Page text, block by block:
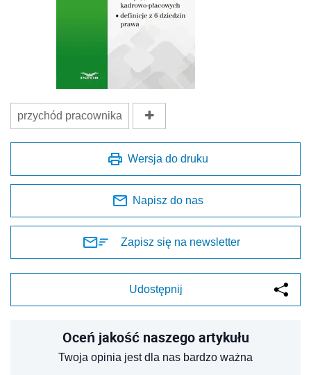
przychód pracownika
Wersja do druku
Napisz do nas
Zapisz się na newsletter
Udostępnij
Oceń jakość naszego artykułu
Twoja opinia jest dla nas bardzo ważna